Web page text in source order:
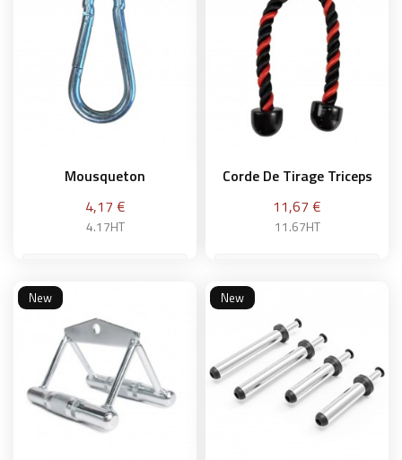
Mousqueton
Prix
4,17 €
4.17HT
Ajouter au panier
Corde De Tirage Triceps
Prix
11,67 €
11.67HT
Ajouter au panier
New New